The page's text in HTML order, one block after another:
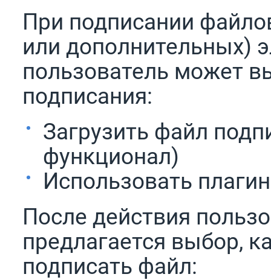
При подписании
или дополнительных)
пользователь может
подписания:
Загрузить файл
функционал)
Использовать
После действия
предлагается выбор,
подписать файл: